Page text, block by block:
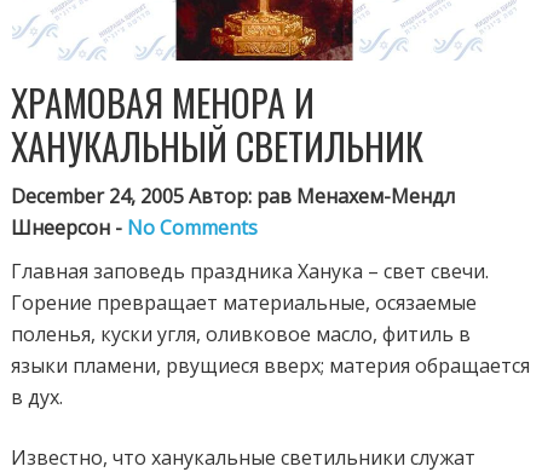
ХРАМОВАЯ МЕНОРА И
ХАНУКАЛЬНЫЙ СВЕТИЛЬНИК
December 24, 2005 Автор: рав Менахем-Мендл
Шнеерсон - No Comments
Главная заповедь праздника Ханука – свет свечи.
Горение превращает материальные, осязаемые
поленья, куски угля, оливковое масло, фитиль в
языки пламени, рвущиеся вверх; материя обращается
в дух.
Известно, что ханукальные светильники служат